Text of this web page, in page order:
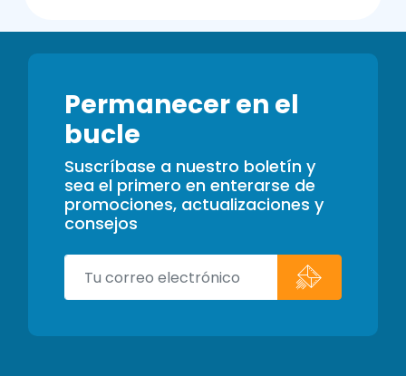
Permanecer en el
bucle
Suscríbase a nuestro boletín y
sea el primero en enterarse de
promociones, actualizaciones y
consejos